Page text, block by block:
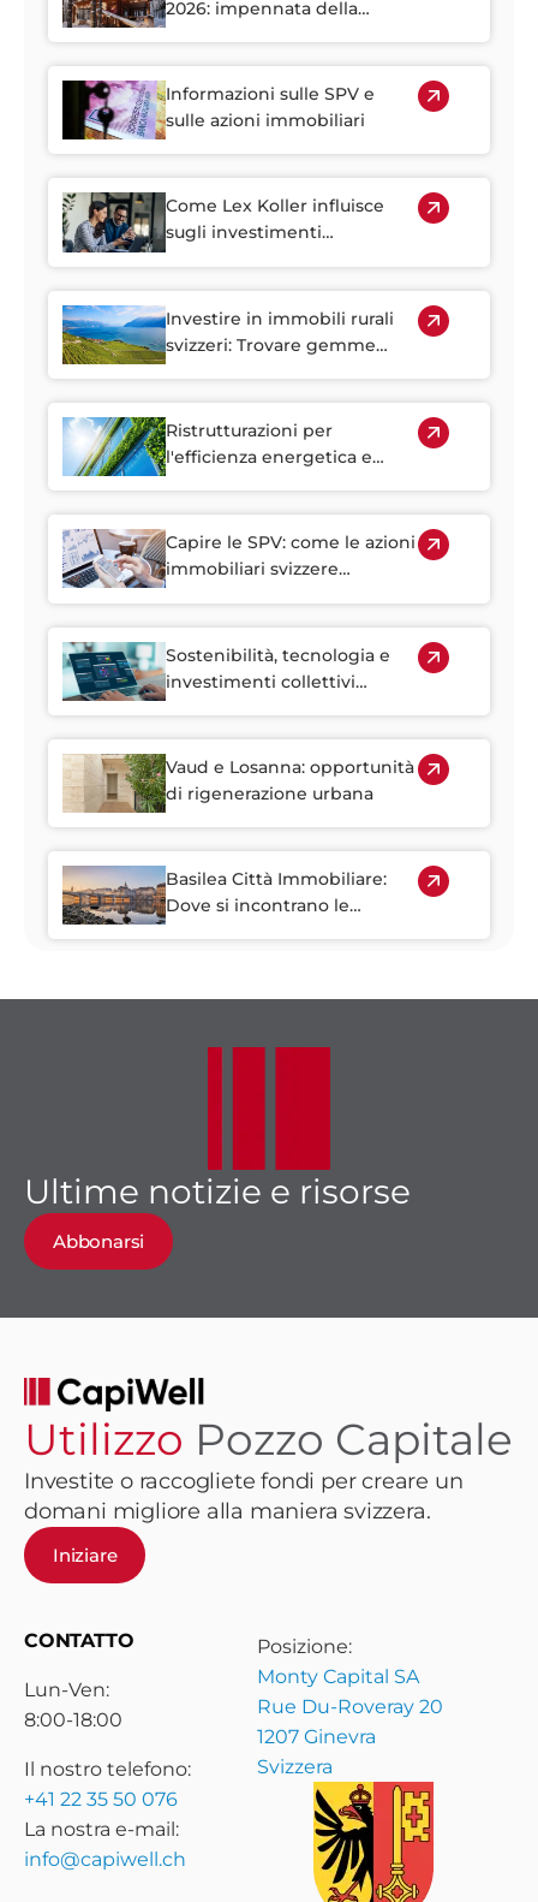
2026: impennata della
Informazioni sulle SPV e
sulle azioni immobiliari
Come Lex Koller influisce
sugli investimenti
Investire in immobili rurali
svizzeri: Trovare gemme
Ristrutturazioni per
l'efficienza energetica e
patrimonio abitativo più
vecchio della Svizzera
Capire le SPV: come le azioni
immobiliari svizzere
Sostenibilità, tecnologia e
investimenti collettivi
Vaud e Losanna: opportunità
di rigenerazione urbana
Basilea Città Immobiliare:
Dove si incontrano le
Ultime notizie e risorse
Abbonarsi
Utilizzo Pozzo Capitale
Investite o raccogliete fondi per creare un
domani migliore alla maniera svizzera.
Iniziare
CONTATTO
Lun-Ven:
8:00-18:00
Il nostro telefono:
+41 22 35 50 076
La nostra e-mail:
info@capiwell.ch
Posizione:
Monty Capital SA
Rue Du-Roveray 20
1207 Ginevra
Svizzera